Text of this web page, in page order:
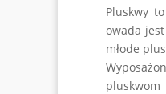
Pluskwy
owada
młode